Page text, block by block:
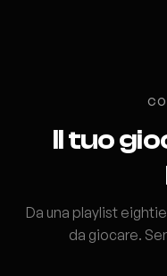
Il tuo
Da una playlist
da giocare.